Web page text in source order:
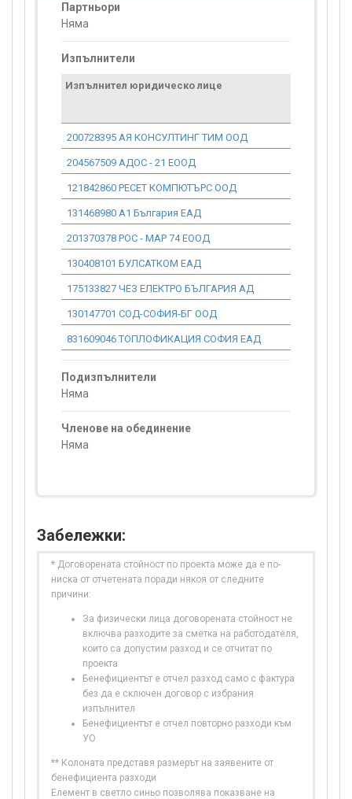
Партньори
Няма
Изпълнители
Изпълнител юридическо лице
200728395 АЯ КОНСУЛТИНГ ТИМ ООД
204567509 АДОС - 21 ЕООД
121842860 РЕСЕТ КОМПЮТЪРС ООД
131468980 А1 България ЕАД
201370378 РОС - МАР 74 ЕООД
130408101 БУЛСАТКОМ ЕАД
175133827 ЧЕЗ ЕЛЕКТРО БЪЛГАРИЯ АД
130147701 СОД-СОФИЯ-БГ ООД
831609046 ТОПЛОФИКАЦИЯ СОФИЯ ЕАД
Подизпълнители
Няма
Членове на обединение
Няма
Забележки:
* Договорената стойност по проекта може да е по-
ниска от отчетената поради някоя от следните
причини:
За физически лица договорената стойност не
включва разходите за сметка на работодателя,
които са допустим разход и се отчитат по
проекта
Бенефициентът е отчел разход само с фактура
без да е сключен договор с избрания
изпълнител
Бенефициентът е отчел повторно разходи към
УО
** Колоната представя размерът на заявените от
бенефициента разходи
Елемент в светло синьо позволява показване на